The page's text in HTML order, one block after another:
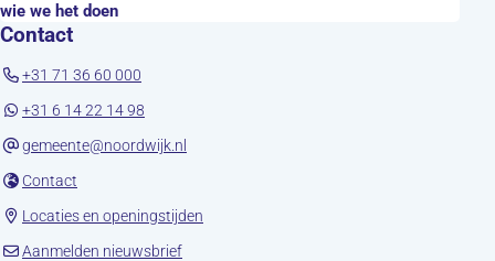
wie we het doen
Contact
+31 71 36 60 000
+31 6 14 22 14 98
gemeente@noordwijk.nl
Contact
Locaties en openingstijden
Aanmelden nieuwsbrief(opent in nieuw tabblad)